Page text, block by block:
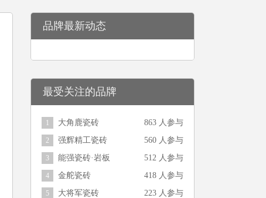
品牌最新动态
最受关注的品牌
1 大角鹿瓷砖 863 人参与
2 强辉精工瓷砖 560 人参与
3 能强瓷砖·岩板 512 人参与
4 金舵瓷砖 418 人参与
5 大将军瓷砖 223 人参与